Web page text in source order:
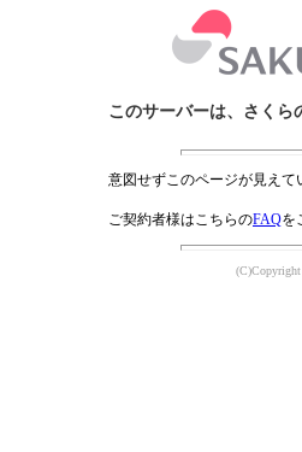
このサーバーは、さくら
意図せずこのページが見え
ご契約者様はこちらのFAQを